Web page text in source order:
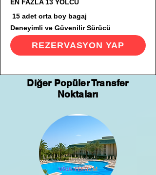
EN FAZLA 13 YOLCU
15 adet orta boy bagaj
Deneyimli ve Güvenilir Sürücü
REZERVASYON YAP
Diğer Popüler Transfer
Noktaları